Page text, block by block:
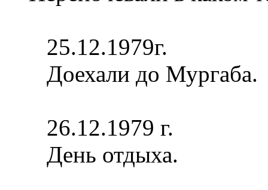
25.12.1979г.
Доехали до Мургаба.
26.12.1979 г.
День отдыха.